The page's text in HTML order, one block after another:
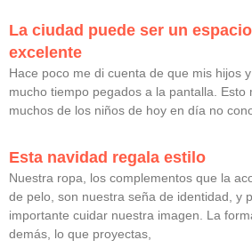
La ciudad puede ser un
excelente
Hace poco me di cuenta de que mis hijos
mucho tiempo pegados a la pantalla. Esto
muchos de los niños de hoy en día no
Esta navidad regala estilo
Nuestra ropa, los complementos que la
de pelo, son nuestra seña de identidad, y
importante cuidar nuestra imagen. La
demás, lo que proyectas,